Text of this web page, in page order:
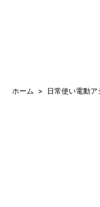
ホーム 日常使い電動